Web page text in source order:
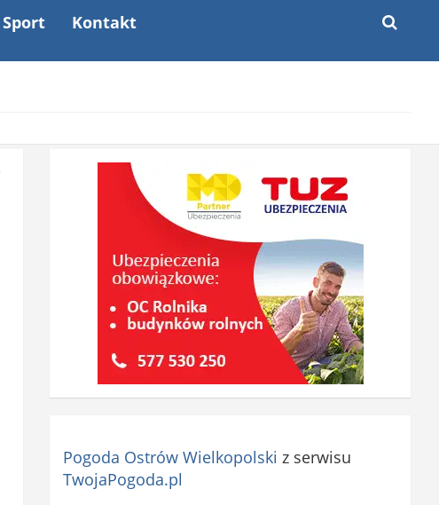
Sport Kontakt
Pogoda Ostrów Wielkopolski z serwisu
TwojaPogoda.pl